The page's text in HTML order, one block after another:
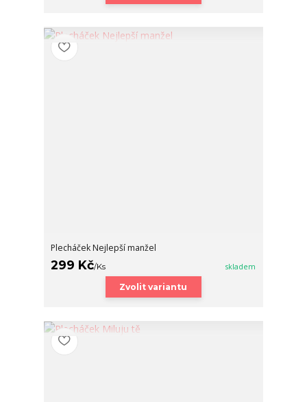
Plecháček Nejlepší manžel
299 Kč/Ks skladem
Zvolit variantu